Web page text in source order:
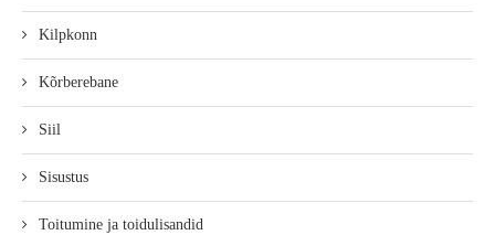
Kilpkonn
Kõrberebane
Siil
Sisustus
Toitumine ja toidulisandid